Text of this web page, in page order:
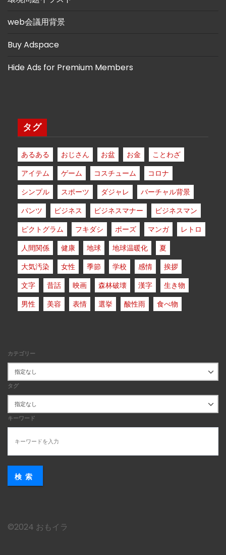
web会議用背景
Buy Adspace
Hide Ads for Premium Members
タグ
あるある おじさん お盆 お金
ことわざ
アイテム
ゲーム コスチューム
コロナ
シンプル
スポーツ ダジャレ
バーチャル背景
パンツ
ビジネス ビジネスマナー
ビジネスマン
ピクトグラム
フキダシ ポーズ マンガ
レトロ
人間関係
健康 地球 地球温暖化
夏
大気汚染
女性 季節 学校 感情
挨拶
文字
昔話 映画 森林破壊 漢字
生き物
男性
美容 表情 選挙 酸性雨 食べ物
カテゴリー
タグ
キーワード
検索
©︎2024 おもイラ